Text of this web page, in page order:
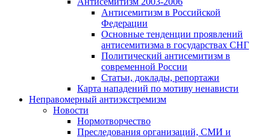
Антисемитизм в Российской
Федерации
Основные тенденции проявлений
антисемитизма в государствах СНГ
Политический антисемитизм в
современной России
Статьи, доклады, репортажи
Карта нападений по мотиву ненависти
Неправомерный антиэкстремизм
Новости
Нормотворчество
Преследования организаций, СМИ и